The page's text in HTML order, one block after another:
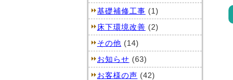
基礎補修工事 (1)
床下環境改善 (2)
その他 (14)
お知らせ (63)
お客様の声 (42)